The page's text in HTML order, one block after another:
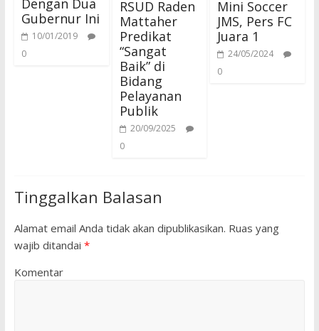
Dengan Dua
Gubernur Ini
10/01/2019
0
RSUD Raden
Mattaher
Predikat
“Sangat
Baik” di
Bidang
Pelayanan
Publik
20/09/2025
0
Mini Soccer
JMS, Pers FC
Juara 1
24/05/2024
0
Tinggalkan Balasan
Alamat email Anda tidak akan dipublikasikan. Ruas yang
wajib ditandai *
Komentar